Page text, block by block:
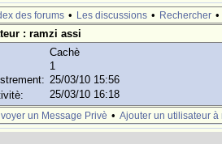
des forums • Les discussions • Rechercher •
: ramzi assi
Cachè
1
25/03/10 15:56
25/03/10 16:18
un Message Privè • Ajouter un utilisateur à